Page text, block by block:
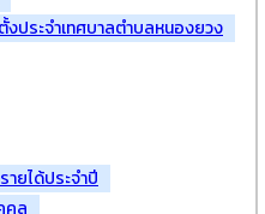
งประจำเทศบาลตำบลหนองยวง
ยได้ประจำปี
คล